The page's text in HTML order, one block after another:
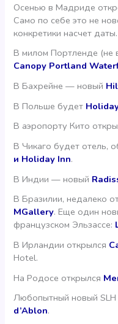
Осенью в Мадриде
Само по себе это не
конкретики насчет даты.
В милом Портленде (не
Canopy Portland
В Бахрейне — новый
В Польше будет
В аэропорту Кито
В Чикаго будет отель,
и Holiday Inn.
В Индии — новый
В Бразилии, недалеко
MGallery. Еще один
французском Эльзассе:
В Ирландии открылся
Hotel.
На Родосе открылся
Любопытный новый
d’Ablon.